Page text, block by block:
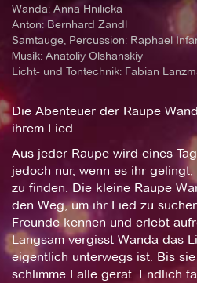
Wanda: Anna Hnilicka
Anton: Bernhard Zandl
Samtauge, Percussion: Raphael
Musik: Anatoliy Olshanskiy
Licht- und Tontechnik: Fabian
Die Abenteuer der Raupe
ihrem Lied
Aus jeder Raupe wird eines
jedoch nur, wenn es ihr
zu finden. Die kleine Raupe
den Weg, um ihr Lied zu
Freunde kennen und erlebt
Langsam vergisst Wanda das
eigentlich unterwegs ist. Bis
schlimme Falle gerät. Endlich